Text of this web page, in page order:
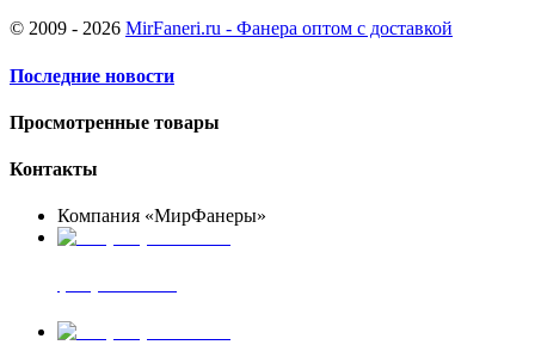
© 2009 - 2026 MirFaneri.ru - Фанера оптом с доставкой
Последние новости
Просмотренные товары
Контакты
Компания «МирФанеры»